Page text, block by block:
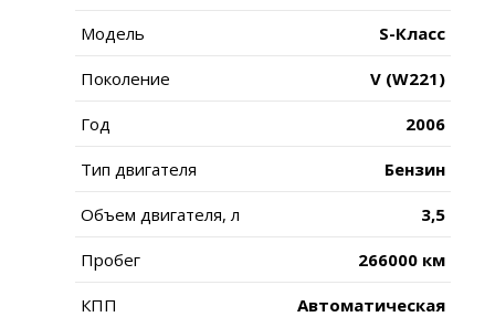
Модель S-Класс
Поколение V (W221)
Год 2006
Тип двигателя Бензин
Объем двигателя, л 3,5
Пробег 266000 км
КПП Автоматическая